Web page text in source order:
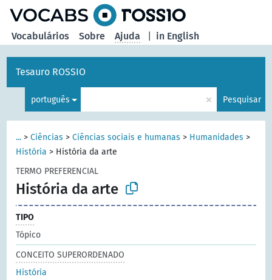
in English
Vocabulários Sobre Ajuda
Tesauro ROSSIO
português × Pesquisar
... >Ciências >Ciências sociais e humanas > Humanidades >
História > História da arte
TERMO PREFERENCIAL
História da arte
TIPO
Tópico
CONCEITO SUPERORDENADO
História